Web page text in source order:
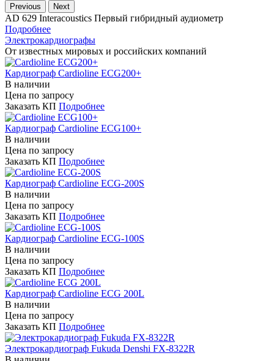
Previous Next
AD 629 Interacoustics Первый гибридный аудиометр
Подробнее
Электрокардиографы
От известных мировых и российских компаний
Кардиограф Cardioline ECG200+
В наличии
Цена по запросу
Заказать КП Подробнее
Кардиограф Cardioline ECG100+
В наличии
Цена по запросу
Заказать КП Подробнее
Кардиограф Cardioline ECG-200S
В наличии
Цена по запросу
Заказать КП Подробнее
Кардиограф Cardioline ECG-100S
В наличии
Цена по запросу
Заказать КП Подробнее
Кардиограф Cardioline ECG 200L
В наличии
Цена по запросу
Заказать КП Подробнее
Электрокардиограф Fukuda Denshi FX-8322R